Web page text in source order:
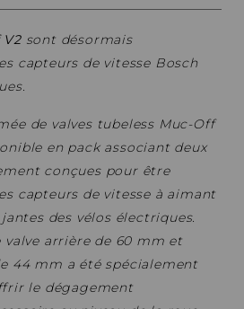
V2sont désormais
capteurs de vitesse Bosch
de valves tubeless Muc-Off
en pack associant deux
conçues pour être
capteurs de vitesse à aimant
des vélos électriques.
valve arrière de 60 mm et
44 mm a été spécialement
le dégagement